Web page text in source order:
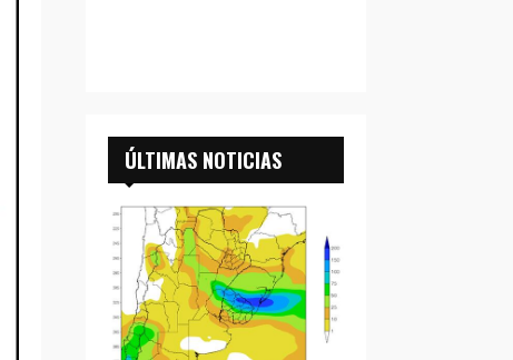
ÚLTIMAS NOTICIAS